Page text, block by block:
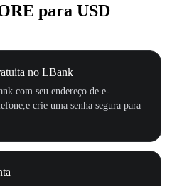
para USD
no LBank
com seu endereço de e-
crie uma senha segura para